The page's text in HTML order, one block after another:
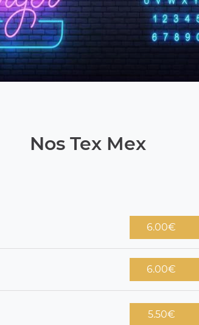
Nos Tex Mex
6.00€
6.00€
5.50€